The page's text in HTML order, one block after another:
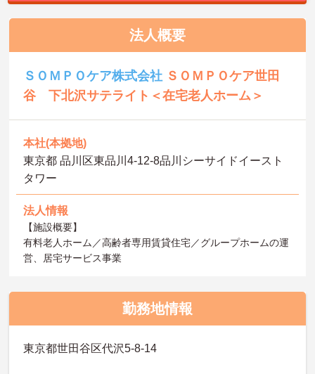
法人概要
ＳＯＭＰＯケア株式会社 ＳＯＭＰＯケア世田
谷 下北沢サテライト＜在宅老人ホーム＞
本社(本拠地)
東京都 品川区東品川4-12-8品川シーサイドイースト
タワー
法人情報
【施設概要】
有料老人ホーム／高齢者専用賃貸住宅／グループホームの運
営、居宅サービス事業
勤務地情報
東京都世田谷区代沢5-8-14